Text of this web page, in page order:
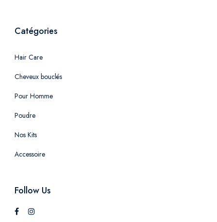
Catégories
Hair Care
Cheveux bouclés
Pour Homme
Poudre
Nos Kits
Accessoire
Follow Us